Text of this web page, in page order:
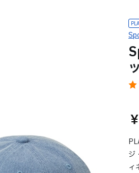
ジ
ィ